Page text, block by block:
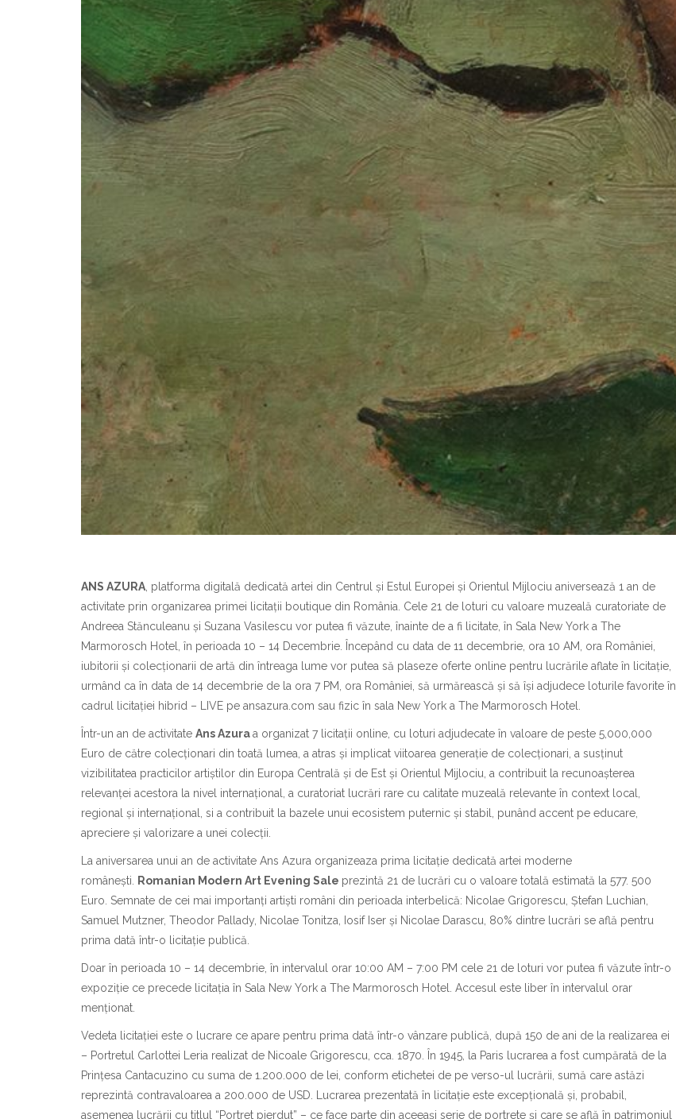
ANS AZURA , platforma digitală dedicată artei din Centrul și Estul Europei și Orientul Mijlociu aniversează 1 an de
activitate prin organizarea primei licitații boutique din România. Cele 21 de loturi cu valoare muzeală curatoriate de
Andreea Stănculeanu și Suzana Vasilescu vor putea fi văzute, înainte de a fi licitate, în Sala New York a The
Marmorosch Hotel, în perioada 10 – 14 Decembrie. Începând cu data de 11 decembrie, ora 10 AM, ora României,
iubitorii și colecționarii de artă din întreaga lume vor putea să plaseze oferte online pentru lucrările aflate în licitație,
urmând ca în data de 14 decembrie de la ora 7 PM, ora României, să urmărească și să își adjudece loturile favorite în
cadrul licitației hibrid – LIVE pe ansazura.com sau fizic în sala New York a The Marmorosch Hotel.
Într-un an de activitate Ans Azuraa organizat 7 licitații online, cu loturi adjudecate în valoare de peste 5,000,000
Euro de către colecționari din toată lumea, a atras și implicat viitoarea generație de colecționari, a susținut
vizibilitatea practicilor artiștilor din Europa Centrală și de Est și Orientul Mijlociu, a contribuit la recunoașterea
relevanței acestora la nivel internațional, a curatoriat lucrări rare cu calitate muzeală relevante în context local,
regional și internațional, si a contribuit la bazele unui ecosistem puternic și stabil, punând accent pe educare,
apreciere și valorizare a unei colecții.
La aniversarea unui an de activitate Ans Azura organizeaza prima licitație dedicată artei moderne
românești.
Romanian Modern Art Evening Sale prezintă 21 de lucrări cu o valoare totală estimată la 577. 500
Euro. Semnate de cei mai importanți artiști români din perioada interbelică: Nicolae Grigorescu, Ștefan Luchian,
Samuel Mutzner, Theodor Pallady, Nicolae Tonitza, Iosif Iser și Nicolae Darascu, 80% dintre lucrări se află pentru
prima dată într-o licitație publică.
Doar în perioada 10 – 14 decembrie, în intervalul orar 10:00 AM – 7:00 PM cele 21 de loturi vor putea fi văzute într-o
expoziție ce precede licitația în Sala New York a The Marmorosch Hotel. Accesul este liber în intervalul orar
menționat.
Vedeta licitației este o lucrare ce apare pentru prima dată într-o vânzare publică, după 150 de ani de la realizarea ei
– Portretul Carlottei Leria realizat de Nicoale Grigorescu, cca. 1870. În 1945, la Paris lucrarea a fost cumpărată de la
Prințesa Cantacuzino cu suma de 1.200.000 de lei, conform etichetei de pe verso-ul lucrării, sumă care astăzi
reprezintă contravaloarea a 200.000 de USD. Lucrarea prezentată în licitație este excepțională și, probabil,
asemenea lucrării cu titlul “Portret pierdut” – ce face parte din aceeași serie de portrete și care se află în patrimoniul